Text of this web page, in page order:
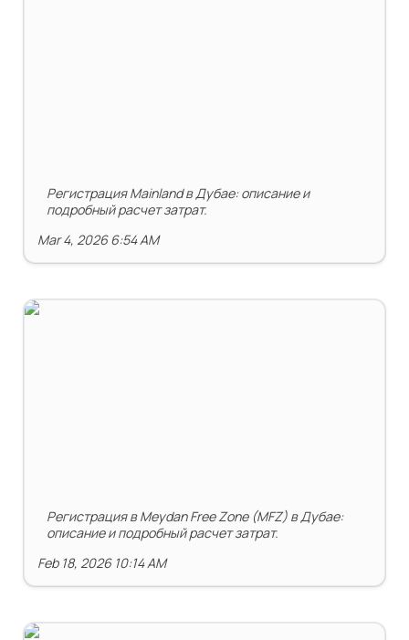
Регистрация Mainland в Дубае: описание и
подробный расчет затрат.
Mar 4, 2026 6:54 AM
Свободная экономическая зона Meydan (MFZ) в Дубае
Регистрация в Meydan Free Zone (MFZ) в Дубае:
описание и подробный расчет затрат.
Feb 18, 2026 10:14 AM
Свободная экономическая зона Ajman Free Zone (AFZ)